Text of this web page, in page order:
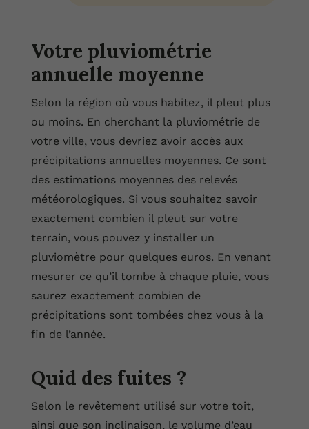
Votre pluviométrie
annuelle moyenne
Selon la région où vous habitez, il pleut plus
ou moins. En cherchant la pluviométrie de
votre ville, vous devriez avoir accès aux
précipitations annuelles moyennes. Ce sont
des estimations moyennes des relevés
météorologiques. Si vous souhaitez savoir
exactement combien il pleut sur votre
terrain, vous pouvez y installer un
pluviomètre pour quelques euros. En venant
mesurer ce qu’il tombe à chaque pluie, vous
saurez exactement combien de
précipitations sont tombées chez vous à la
fin de l’année.
Quid des fuites ?
Selon le revêtement utilisé sur votre toit,
ainsi que son inclinaison, le volume d’eau